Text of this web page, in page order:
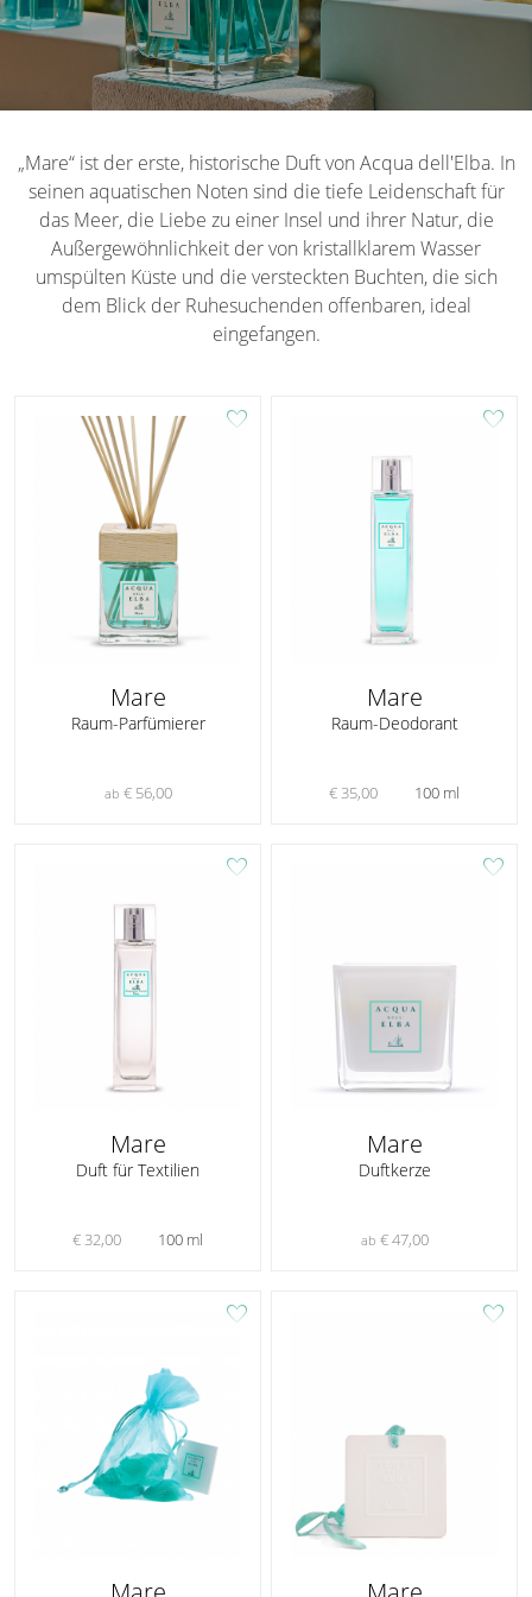
„Mare“ ist der erste, historische Duft von Acqua dell'Elba. In
seinen aquatischen Noten sind die tiefe Leidenschaft für
das Meer, die Liebe zu einer Insel und ihrer Natur, die
Außergewöhnlichkeit der von kristallklarem Wasser
umspülten Küste und die versteckten Buchten, die sich
dem Blick der Ruhesuchenden offenbaren, ideal
eingefangen.
favorite
Mare
Raum-Parfümierer
ab € 56,00
favorite
Mare
Raum-Deodorant
€ 35,00 100 ml
favorite
Mare
Duft für Textilien
€ 32,00 100 ml
favorite
Mare
Duftkerze
ab € 47,00
favorite favorite